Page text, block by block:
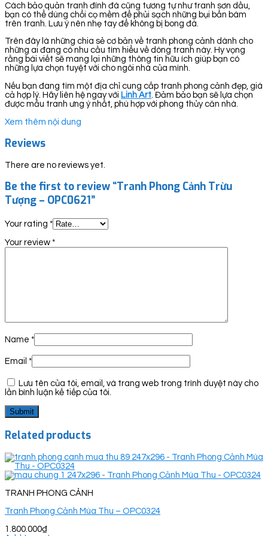
Cách bảo quản tranh đính đá cũng tương tự như tranh sơn dầu,
bạn có thể dùng chổi cọ mềm để phủi sạch những bụi bẩn bám
trên tranh. Lưu ý nên nhẹ tay để không bị bong đá.
Trên đây là những chia sẻ cơ bản về tranh phong cảnh dành cho
những ai đang có nhu cầu tìm hiểu về dòng tranh này. Hy vọng
rằng bài viết sẽ mang lại những thông tin hữu ích giúp bạn có
những lựa chọn tuyệt vời cho ngôi nhà của mình.
Nếu bạn đang tìm một địa chỉ cung cấp tranh phong cảnh đẹp, giá
cả hợp lý. Hãy liên hệ ngay với Linh Art. Đảm bảo bạn sẽ lựa chọn
được mẫu tranh ưng ý nhất, phù hợp với phong thủy căn nhà.
Xem thêm nội dung
Reviews
There are no reviews yet.
Be the first to review “Tranh Phong Cảnh Trừu
Tượng – OPC0621”
Your rating *
Your review *
Name *
Email *
Lưu tên của tôi, email, và trang web trong trình duyệt này cho
lần bình luận kế tiếp của tôi.
Related products
TRANH PHONG CẢNH
Tranh Phong Cảnh Mùa Thu – OPC0324
1.800.000₫